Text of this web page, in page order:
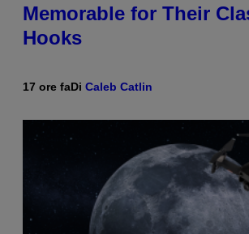
Memorable for Their
Hooks
17 ore faDi Caleb Catlin